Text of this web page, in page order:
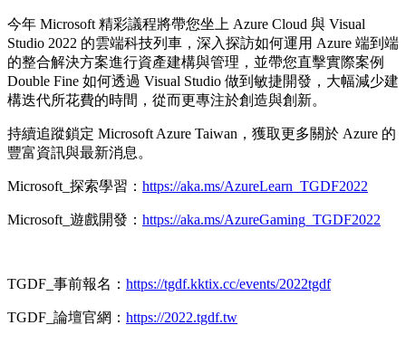
今年 Microsoft 精彩議程將帶您坐上 Azure Cloud 與 Visual
Studio 2022 的雲端科技列車，深入探訪如何運用 Azure 端到端
的整合解決方案進行資產建構與管理，並帶您直擊實際案例
Double Fine 如何透過 Visual Studio 做到敏捷開發，大幅減少建
構迭代所花費的時間，從而更專注於創造與創新。
持續追蹤鎖定 Microsoft Azure Taiwan，獲取更多關於 Azure 的
豐富資訊與最新消息。
Microsoft_探索學習： https://aka.ms/AzureLearn_TGDF2022
Microsoft_遊戲開發： https://aka.ms/AzureGaming_TGDF2022
TGDF_事前報名： https://tgdf.kktix.cc/events/2022tgdf
TGDF_論壇官網： https://2022.tgdf.tw